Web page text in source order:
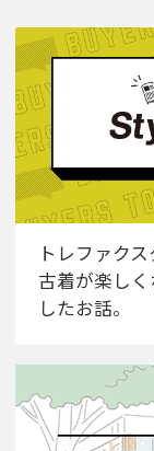
トレファク
古着が楽し
したお話。